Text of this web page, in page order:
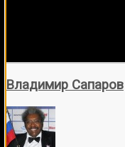
Владимир Сапаров